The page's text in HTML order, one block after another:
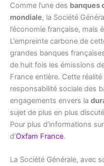
Comme l’une des banques
mondiale, la Société
l’économie française, mais
L’empreinte carbone de
grandes banques
de huit fois les émissions
France entière. Cette
responsabilité sociale des
engagements envers la
sujet de plus en plus
Pour plus d’informations
d’Oxfam France.
La Société Générale, avec